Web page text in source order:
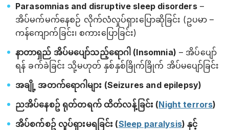
Parasomnias and disruptive sleep disorders–
အိပ်မက်မက်နေစဉ် လိုက်လံလှုပ်ရှားပြောဆိုခြင်း (ဥပမာ –
ကန်ကျောက်ခြင်း၊ စကားပြောခြင်း)
နာတာရှည် အိပ်မပျော်သည့်ရောဂါ (Insomnia) – အိပ်ပျော်
ရန် ခက်ခဲခြင်း သို့မဟုတ် နှစ်နှစ်ခြိုက်ခြိုက် အိပ်မပျော်ခြင်း
အချို့ အတက်ရောဂါများ (Seizures and epilepsy)
ညအိပ်နေစဥ် ရုတ်တရက် ထိတ်လန့်ခြင်း (Night terrors)
အိပ်စက်စဥ် လှုပ်ရှားမရခြင်း (Sleep paralysis) နှင့်